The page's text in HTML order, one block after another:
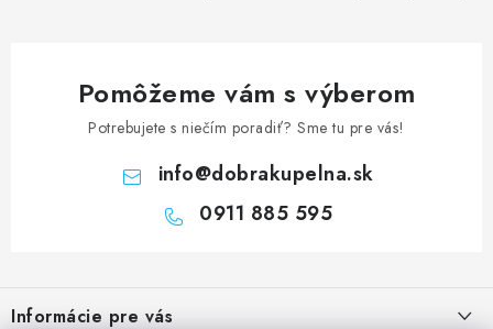
Pomôžeme vám s výberom
Potrebujete s niečím poradiť? Sme tu pre vás!
info@dobrakupelna.sk
0911 885 595
Informácie pre vás